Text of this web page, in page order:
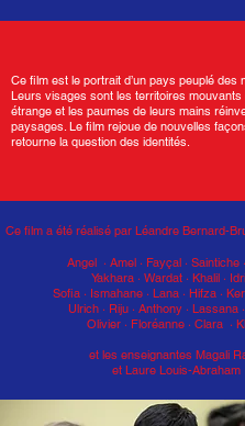
Ce film est le portrait d’un pays peuplé des
Leurs visages sont les territoires mouvants
étrange et les paumes de leurs mains
paysages. Le film rejoue de nouvelles
retourne la question des identités.
Ce film a été réalisé par Léandre Bernard-
Angel · Amel · Fayçal · Saintiche
Yakhara · Wardat · Khalil ·
Sofia · Ismahane · Lana · Hifza ·
Ulrich · Riju · Anthony · Lassana
Olivier · Floréanne · Clara ·
et les enseignantes Magali
et Laure Louis-Abraham